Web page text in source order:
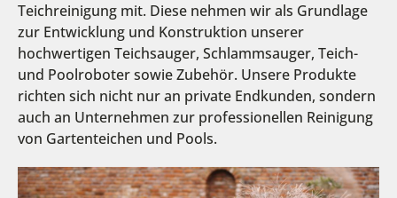
Teichreinigung mit. Diese nehmen wir als Grundlage
zur Entwicklung und Konstruktion unserer
hochwertigen Teichsauger, Schlammsauger, Teich-
und Poolroboter sowie Zubehör. Unsere Produkte
richten sich nicht nur an private Endkunden, sondern
auch an Unternehmen zur professionellen Reinigung
von Gartenteichen und Pools.